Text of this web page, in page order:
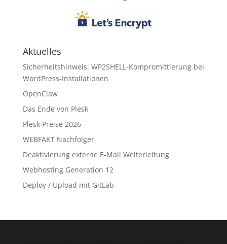
Aktuelles
Sicherheitshinweis: WP2SHELL-Kompromittierung bei
WordPress-Installationen
OpenClaw
Das Ende von Plesk
Plesk Preise 2026
WEBFAKT Nachfolger
Deaktivierung externe E-Mail Weiterleitung
Webhosting Generation 12
Deploy / Upload mit GitLab